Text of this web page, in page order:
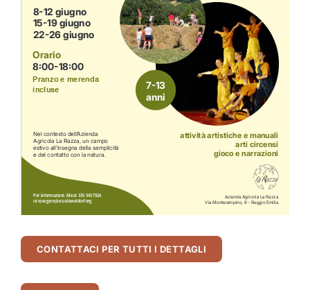
CONTATTACI PER TUTTI I DETTAGLI